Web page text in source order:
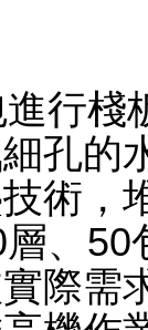
行棧
孔的
術，
、50
際需